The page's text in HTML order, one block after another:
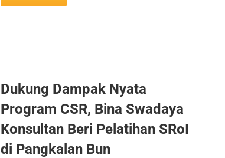
Dukung Dampak Nyata
Program CSR, Bina Swadaya
Konsultan Beri Pelatihan SRoI
di Pangkalan Bun